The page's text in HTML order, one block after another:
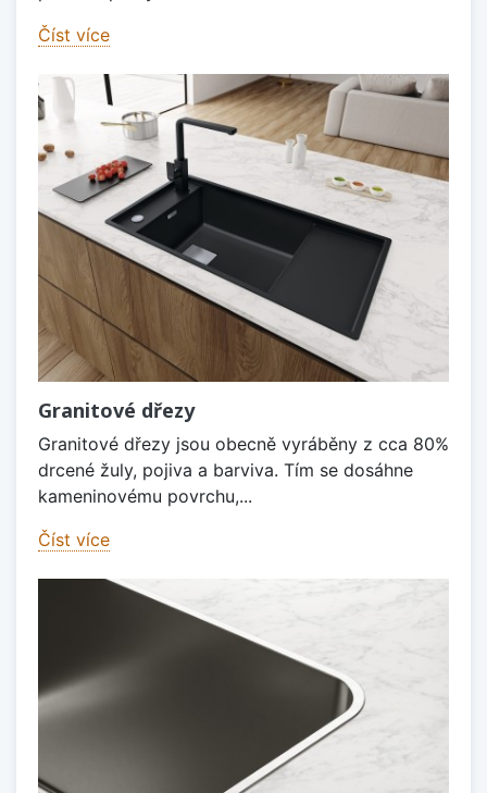
Číst více
Granitové dřezy
Granitové dřezy jsou obecně vyráběny z cca 80%
drcené žuly, pojiva a barviva. Tím se dosáhne
kameninovému povrchu,...
Číst více